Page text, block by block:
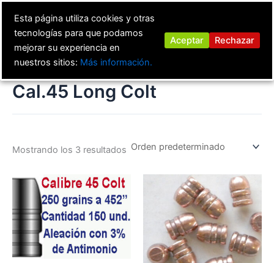
contenido
Cal.45 Long Colt
Mostrando los 3 resultados
Esta página utiliza cookies y otras
tecnologías para que podamos
mejorar su experiencia en
nuestros sitios: Más información.
Aceptar Rechazar